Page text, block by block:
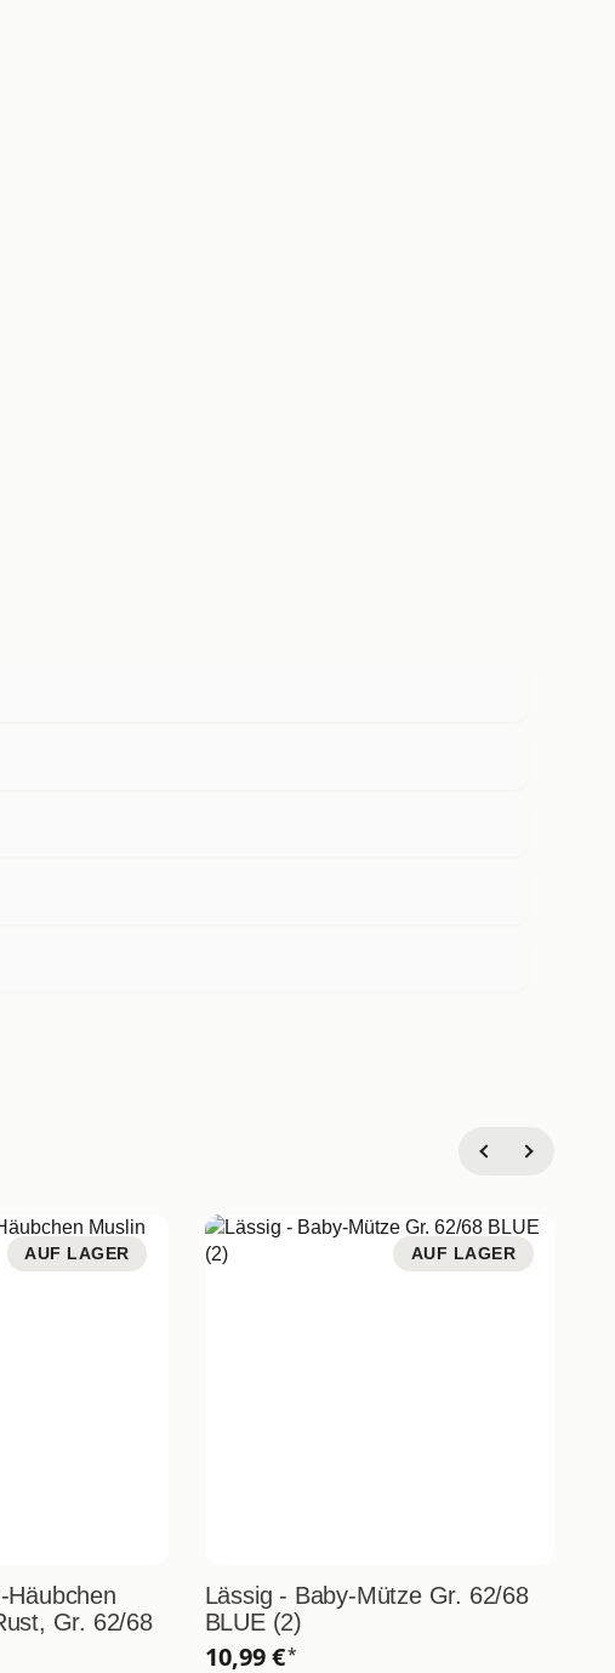
AUF LAGER
Häubchen
Gr. 62/68
AUF LAGER
Lässig - Baby-Mütze Gr. 62/68
BLUE (2)
10,99 €*